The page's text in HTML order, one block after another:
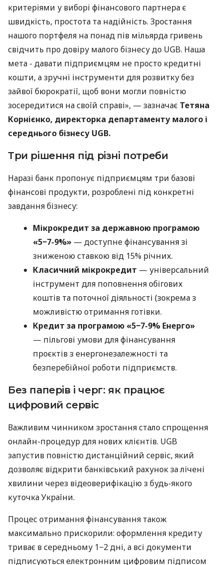
критеріями у виборі фінансового партнера є
швидкість, простота та надійність. Зростання
нашого портфеля на понад пів мільярда гривень
свідчить про довіру малого бізнесу до UGB. Наша
мета - давати підприємцям не просто кредитні
кошти, а зручні інструменти для розвитку без
зайвої бюрократії, щоб вони могли повністю
зосередитися на своїй справі», — зазначає Тетяна
Корнієнко, директорка департаменту малого і
середнього бізнесу UGB.
Три рішення під різні потреби
Наразі банк пропонує підприємцям три базові
фінансові продукти, розроблені під конкретні
завдання бізнесу:
Мікрокредит за державною програмою
«5−7-9%» — доступне фінансування зі
зниженою ставкою від 15% річних.
Класичний мікрокредит — універсальний
інструмент для поповнення обігових
коштів та поточної діяльності (зокрема з
можливістю отримання готівки.
Кредит за програмою «5−7-9% Енерго»
— пільгові умови для фінансування
проєктів з енергонезалежності та
безперебійної роботи підприємств.
Без паперів і черг: як працює
цифровий сервіс
Важливим чинником зростання стало спрощення
онлайн-процедур для нових клієнтів. UGB
запустив повністю дистанційний сервіс, який
дозволяє відкрити банківський рахунок за лічені
хвилини через відеоверифікацію з будь-якого
куточка України.
Процес отримання фінансування також
максимально прискорили: оформлення кредиту
триває в середньому 1−2 дні, а всі документи
підписуються електронним цифровим підписом